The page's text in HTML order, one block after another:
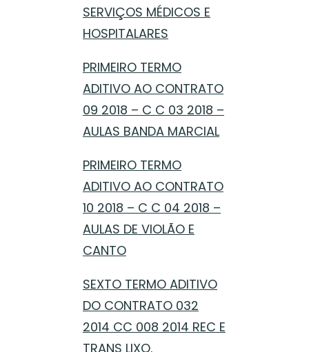
SERVIÇOS MÉDICOS E
HOSPITALARES
PRIMEIRO TERMO
ADITIVO AO CONTRATO
09 2018 – C C 03 2018 –
AULAS BANDA MARCIAL
PRIMEIRO TERMO
ADITIVO AO CONTRATO
10 2018 – C C 04 2018 –
AULAS DE VIOLÃO E
CANTO
SEXTO TERMO ADITIVO
DO CONTRATO 032
2014 CC 008 2014 REC E
TRANS LIXO.